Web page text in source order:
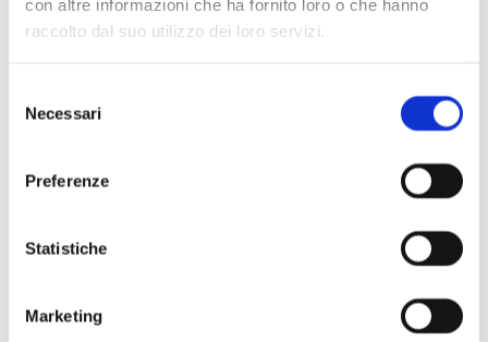
con altre informazioni che ha fornito loro o che hanno
raccolto dal suo utilizzo dei loro servizi.
delNecessari
Preferenze
Statistiche
Marketing